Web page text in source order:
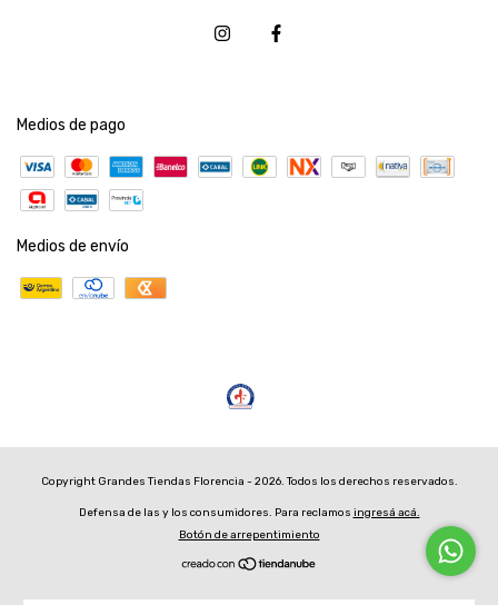
Medios de pago
Medios de envío
Copyright Grandes Tiendas Florencia - 2026. Todos los derechos reservados.
Defensa de las y los consumidores. Para reclamos ingresá acá.
Botón de arrepentimiento